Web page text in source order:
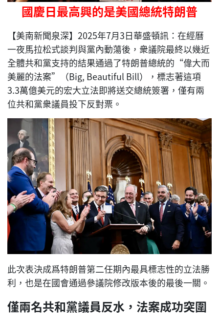
國慶日最高興的是美國總統特朗普
【美南新聞泉深】2025年7月3日華盛頓訊：在經曆
一夜馬拉松式談判與黨內動蕩後，衆議院最終以幾近
全體共和黨支持的結果通過了特朗普總統的“偉大而
美麗的法案”（Big, Beautiful Bill），標志著這項
3.3萬億美元的宏大立法即將送交總統簽署，僅有兩
位共和黨衆議員投下反對票。
此次表決成爲特朗普第二任期內最具標志性的立法勝
利，也是在國會通過參議院修改版本後的最後一關。
僅兩名共和黨議員反水，法案成功突圍